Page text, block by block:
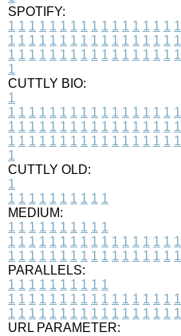
SPOTIFY:
1 1 1 1 1 1 1 1 1 1 1 1 1 1 1 1 1
1 1 1 1 1 1 1 1 1 1 1 1 1 1 1 1 1
1 1 1 1 1 1 1 1 1 1 1 1 1 1 1 1 1
1
CUTTLY BIO:
1
1 1 1 1 1 1 1 1 1 1 1 1 1 1 1 1 1
1 1 1 1 1 1 1 1 1 1 1 1 1 1 1 1 1
1 1 1 1 1 1 1 1 1 1 1 1 1 1 1 1 1
1
CUTTLY OLD:
1
1 1 1 1 1 1 1 1 1 1
MEDIUM:
1 1 1 1 1 1 1 1 1 1
1 1 1 1 1 1 1 1 1 1 1 1 1 1 1 1 1
1 1 1 1 1 1 1 1 1 1 1 1 1 1 1 1 1
PARALLELS:
1 1 1 1 1 1 1 1 1 1
1 1 1 1 1 1 1 1 1 1 1 1 1 1 1 1 1
1 1 1 1 1 1 1 1 1 1 1 1 1 1 1 1 1
URL PARAMETER: